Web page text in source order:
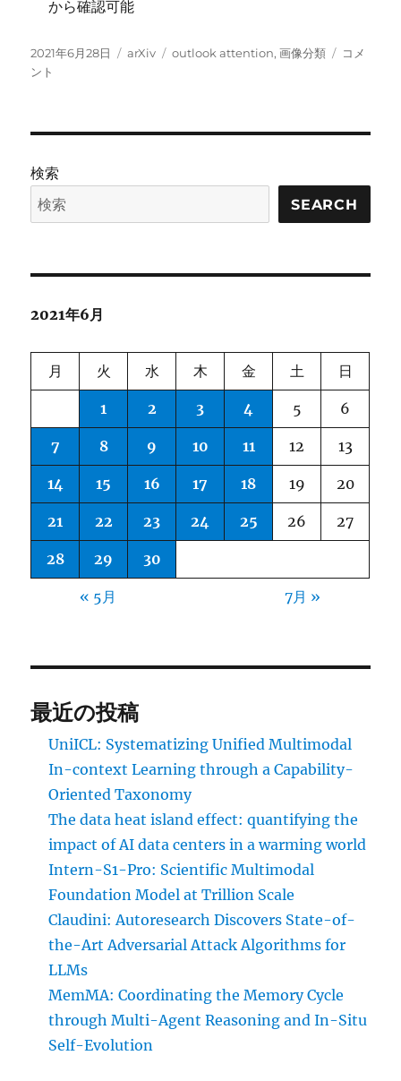
から確認可能
投
稿
2021年6月28日
カ
arXiv
タ
outlook attention,画像分類
コメ
ント
検索
SEARCH
2021年6月
月 火 水 木 金 土 日
1 2 3 4 5 6
7 8 9 10 11 12 13
14 15 16 17 18 19 20
21 22 23 24 25 26 27
28 29 30
« 5月 7月 »
最近の投稿
UniICL: Systematizing Unified Multimodal
In-context Learning through a Capability-
Oriented Taxonomy
The data heat island effect: quantifying the
impact of AI data centers in a warming world
Intern-S1-Pro: Scientific Multimodal
Foundation Model at Trillion Scale
Claudini: Autoresearch Discovers State-of-
the-Art Adversarial Attack Algorithms for
LLMs
MemMA: Coordinating the Memory Cycle
through Multi-Agent Reasoning and In-Situ
Self-Evolution